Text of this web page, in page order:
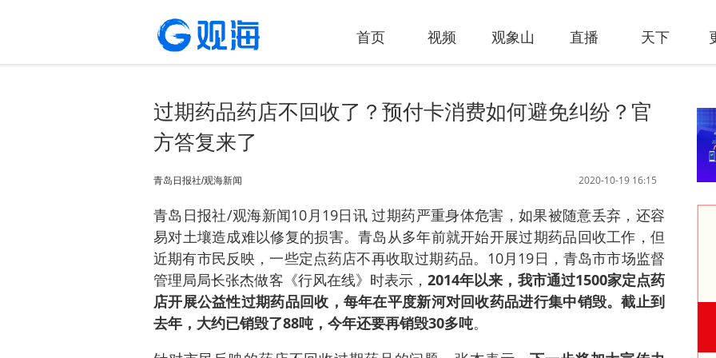
首页 视频 观象山 直播 天下
过期药品药店不回收了？预付卡消费如何避免纠纷？官
方答复来了
2020-10-19 16:15
​青岛日报社/观海新闻
青岛日报社/观海新闻10月19日讯 过期药严重身体危害，如果被随意丢弃，还容
易对土壤造成难以修复的损害。青岛从多年前就开始开展过期药品回收工作，但
近期有市民反映，一些定点药店不再收取过期药品。10月19日，青岛市市场监督
管理局局长张杰做客《行风在线》时表示，2014年以来，我市通过1500家定点药
店开展公益性过期药品回收，每年在平度新河对回收药品进行集中销毁。截止到
去年，大约已销毁了88吨，今年还要再销毁30多吨。